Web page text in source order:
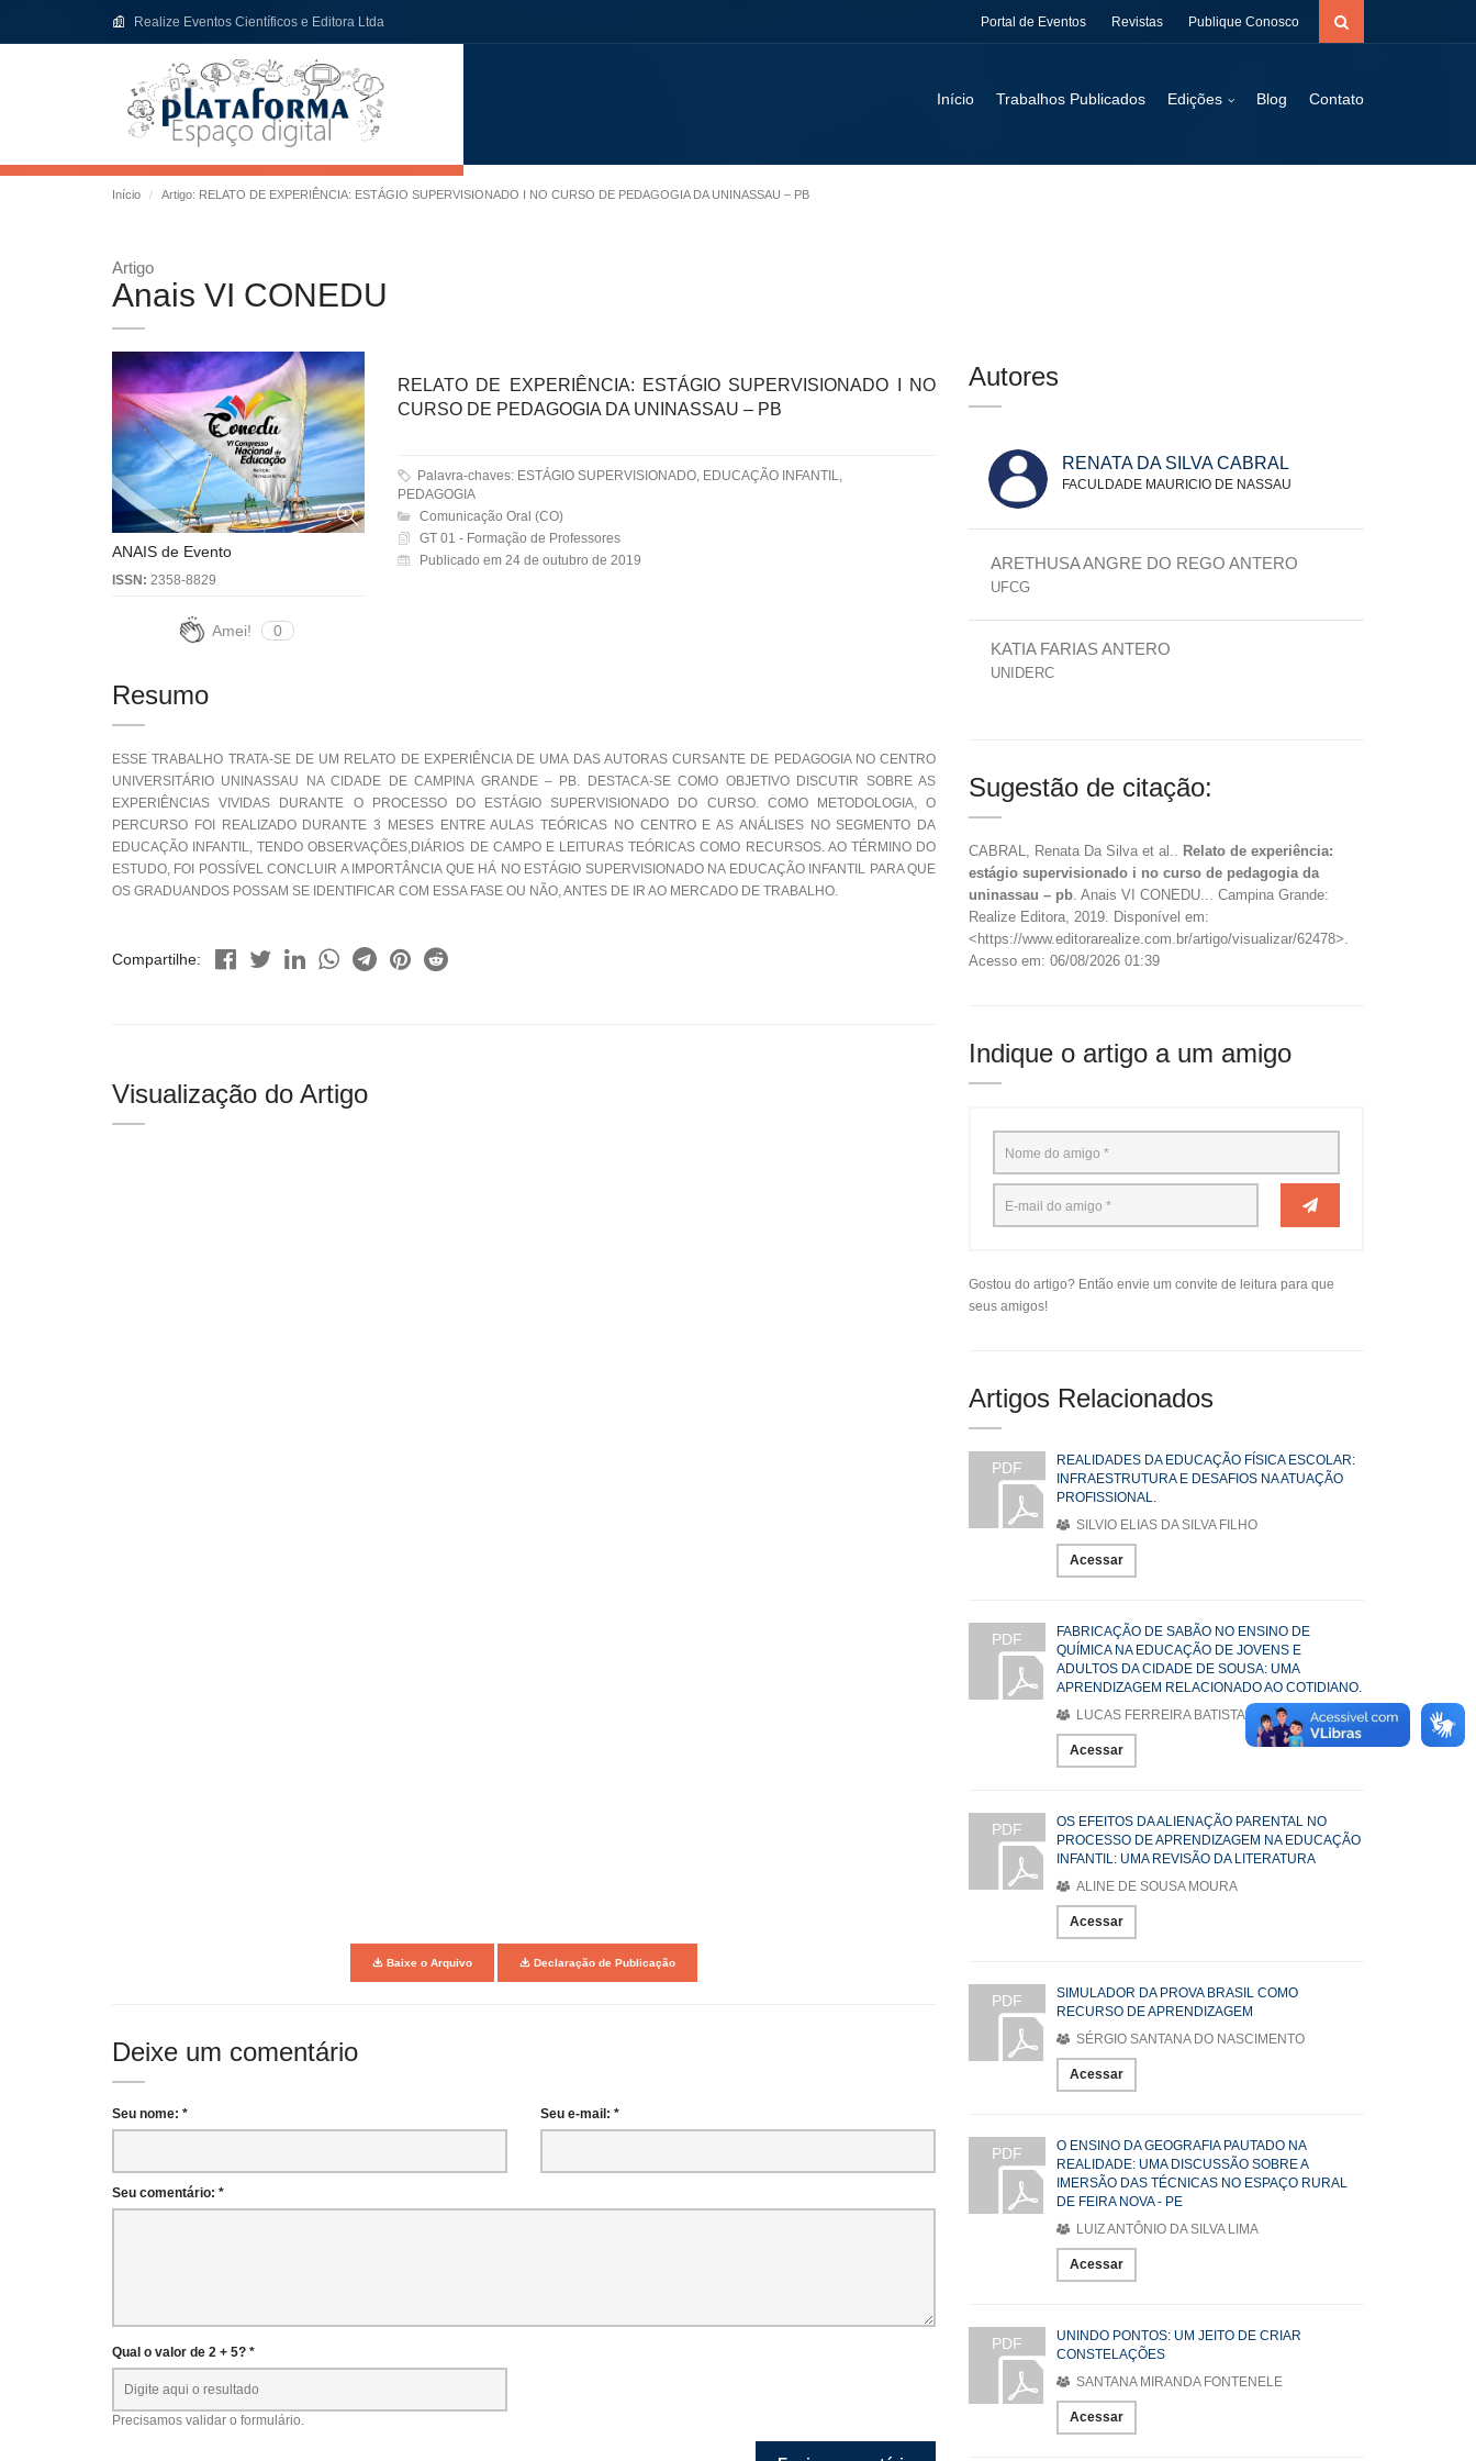
Realize Eventos Científicos e Editora Ltda Portal de Eventos Revistas Publique Conosco
Início Trabalhos Publicados Edições Blog Contato
Início Artigo: RELATO DE EXPERIÊNCIA: ESTÁGIO SUPERVISIONADO I NO CURSO DE PEDAGOGIA DA UNINASSAU – PB
Artigo
Anais VI CONEDU
ANAIS de Evento
ISSN: 2358-8829
Amei! 0
RELATO DE EXPERIÊNCIA: ESTÁGIO SUPERVISIONADO I NO
CURSO DE PEDAGOGIA DA UNINASSAU – PB
Palavra-chaves: ESTÁGIO SUPERVISIONADO, EDUCAÇÃO INFANTIL,
PEDAGOGIA
Comunicação Oral (CO)
GT 01 - Formação de Professores
Publicado em 24 de outubro de 2019
Resumo
ESSE TRABALHO TRATA-SE DE UM RELATO DE EXPERIÊNCIA DE UMA DAS AUTORAS CURSANTE DE PEDAGOGIA NO CENTRO
UNIVERSITÁRIO UNINASSAU NA CIDADE DE CAMPINA GRANDE – PB. DESTACA-SE COMO OBJETIVO DISCUTIR SOBRE AS
EXPERIÊNCIAS VIVIDAS DURANTE O PROCESSO DO ESTÁGIO SUPERVISIONADO DO CURSO. COMO METODOLOGIA, O
PERCURSO FOI REALIZADO DURANTE 3 MESES ENTRE AULAS TEÓRICAS NO CENTRO E AS ANÁLISES NO SEGMENTO DA
EDUCAÇÃO INFANTIL, TENDO OBSERVAÇÕES,DIÁRIOS DE CAMPO E LEITURAS TEÓRICAS COMO RECURSOS. AO TÉRMINO DO
ESTUDO, FOI POSSÍVEL CONCLUIR A IMPORTÂNCIA QUE HÁ NO ESTÁGIO SUPERVISIONADO NA EDUCAÇÃO INFANTIL PARA QUE
OS GRADUANDOS POSSAM SE IDENTIFICAR COM ESSA FASE OU NÃO, ANTES DE IR AO MERCADO DE TRABALHO.
Compartilhe:
Visualização do Artigo
Baixe o Arquivo Declaração de Publicação
Deixe um comentário
Seu nome: * Seu e-mail: *
Seu comentário: *
Qual o valor de 2 + 5? *
Precisamos validar o formulário.
Autores
RENATA DA SILVA CABRAL
FACULDADE MAURICIO DE NASSAU
ARETHUSA ANGRE DO REGO ANTERO
UFCG
KATIA FARIAS ANTERO
UNIDERC
Sugestão de citação:
CABRAL, Renata Da Silva et al.. Relato de experiência:
estágio supervisionado i no curso de pedagogia da
uninassau – pb. Anais VI CONEDU... Campina Grande:
Realize Editora, 2019. Disponível em:
<https://www.editorarealize.com.br/artigo/visualizar/62478>.
Acesso em: 06/08/2026 01:39
Indique o artigo a um amigo
Gostou do artigo? Então envie um convite de leitura para que
seus amigos!
Artigos Relacionados
PDF
REALIDADES DA EDUCAÇÃO FÍSICA ESCOLAR:
INFRAESTRUTURA E DESAFIOS NA ATUAÇÃO
PROFISSIONAL.
SILVIO ELIAS DA SILVA FILHO
Acessar
PDF
FABRICAÇÃO DE SABÃO NO ENSINO DE
QUÍMICA NA EDUCAÇÃO DE JOVENS E
ADULTOS DA CIDADE DE SOUSA: UMA
APRENDIZAGEM RELACIONADO AO COTIDIANO.
LUCAS FERREIRA BATISTA
Acessar
PDF
OS EFEITOS DA ALIENAÇÃO PARENTAL NO
PROCESSO DE APRENDIZAGEM NA EDUCAÇÃO
INFANTIL: UMA REVISÃO DA LITERATURA
ALINE DE SOUSA MOURA
Acessar
PDF
SIMULADOR DA PROVA BRASIL COMO
RECURSO DE APRENDIZAGEM
SÉRGIO SANTANA DO NASCIMENTO
Acessar
PDF
O ENSINO DA GEOGRAFIA PAUTADO NA
REALIDADE: UMA DISCUSSÃO SOBRE A
IMERSÃO DAS TÉCNICAS NO ESPAÇO RURAL
DE FEIRA NOVA - PE
LUIZ ANTÔNIO DA SILVA LIMA
Acessar
PDF
UNINDO PONTOS: UM JEITO DE CRIAR
CONSTELAÇÕES
SANTANA MIRANDA FONTENELE
Acessar